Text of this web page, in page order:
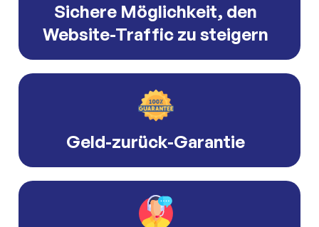
Sichere Möglichkeit, den
Website-Traffic zu steigern
Geld-zurück-Garantie